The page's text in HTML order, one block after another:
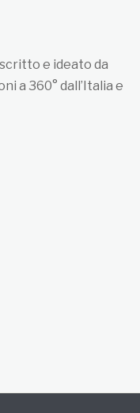
e ideato da
a 360° dall’Italia e